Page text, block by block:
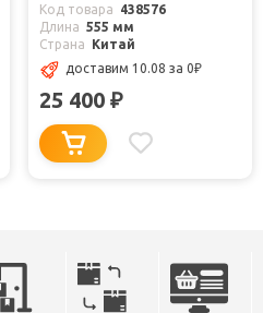
Код товара
438576
Длина 555 мм
Страна
Китай
доставим 10.08 за 0₽
25 400 ₽